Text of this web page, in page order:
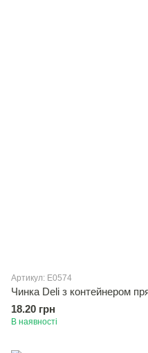
Артикул: E0574
Чинка Deli з контейнером
18.20 грн
В наявності